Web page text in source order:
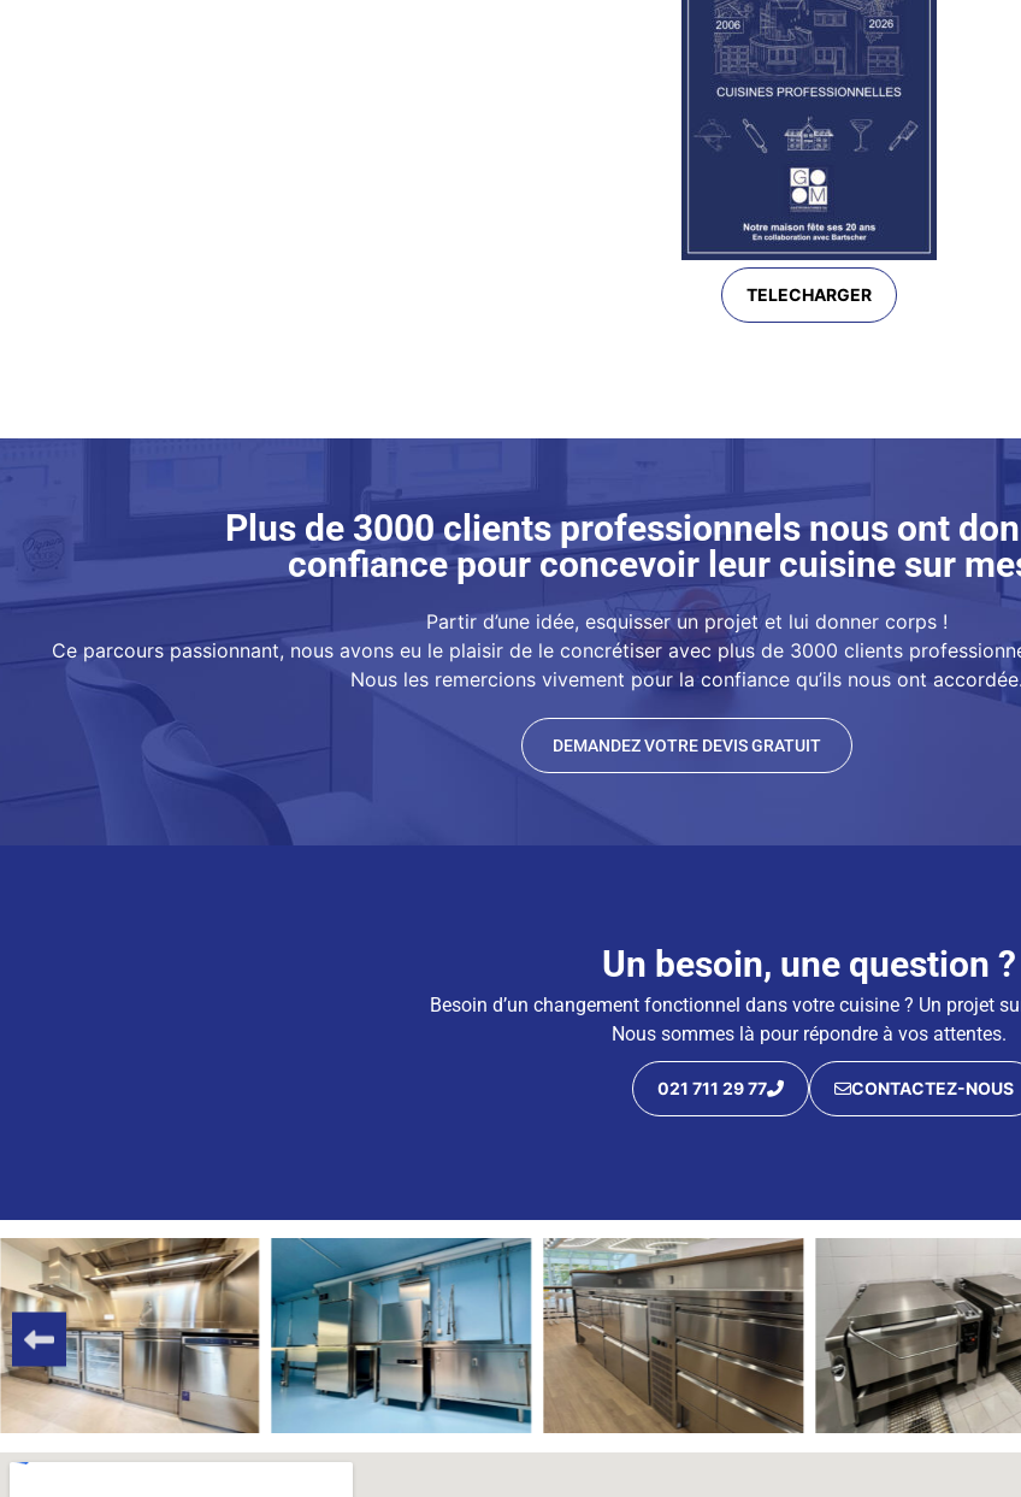
TELECHARGER
Plus de 3000 clients professionnels nous ont
confiance pour concevoir leur cuisine sur
Partir d’une idée, esquisser un projet et lui donner corps !
Ce parcours passionnant, nous avons eu le plaisir de le concrétiser avec plus de 3000 clients
Nous les remercions vivement pour la confiance qu’ils nous ont accordée.
DEMANDEZ VOTRE DEVIS GRATUIT
Un besoin, une question ?
Besoin d’un changement fonctionnel dans votre cuisine ? Un projet
Nous sommes là pour répondre à vos attentes.
021 711 29 77 CONTACTEZ-NOUS